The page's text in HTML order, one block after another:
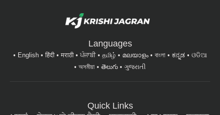
Languages
English हिंदी मराठी ਪੰਜਾਬੀ தமிழ் മലയാളം বাংলা ಕನ್ನಡ
ଓଡିଆ
অসমীয়া
తెలుగు ગુજરાતી
Quick Links